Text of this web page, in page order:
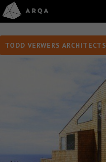
TODD VERWERS ARCHITECTS